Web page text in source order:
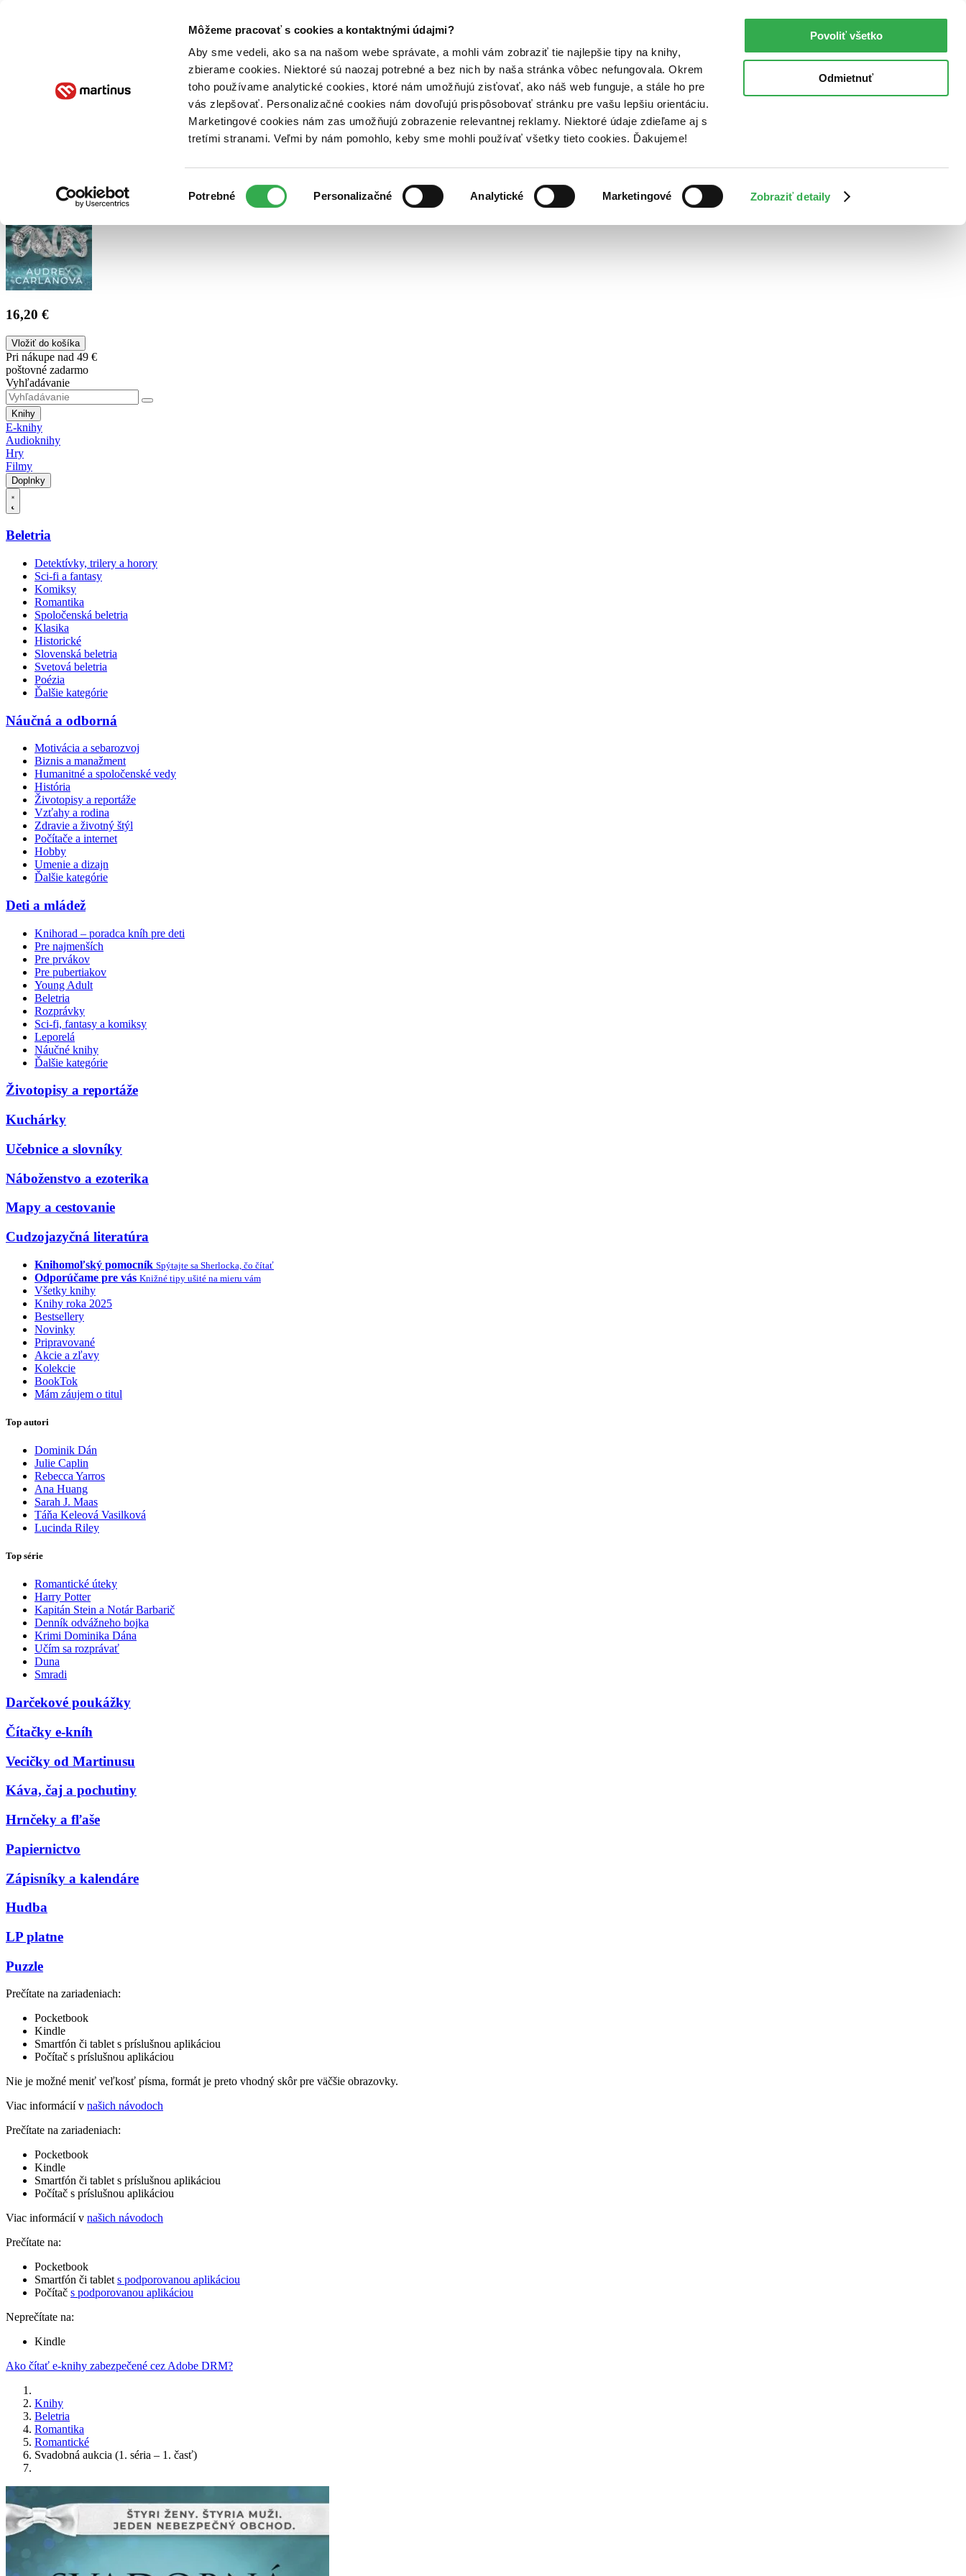
Môžeme pracovať s cookies a kontaktnými údajmi?
Aby sme vedeli, ako sa na našom webe správate, a mohli vám zobraziť tie najlepšie tipy na knihy,
zbierame cookies. Niektoré sú naozaj potrebné a bez nich by naša stránka vôbec nefungovala. Okrem
toho používame analytické cookies, ktoré nám umožňujú zisťovať, ako náš web funguje, a stále ho pre
vás zlepšovať. Personalizačné cookies nám dovoľujú prispôsobovať stránku pre vašu lepšiu orientáciu.
Marketingové cookies nám zas umožňujú zobrazenie relevantnej reklamy. Niektoré údaje zdieľame aj s
tretími stranami. Veľmi by nám pomohlo, keby sme mohli používať všetky tieto cookies. Ďakujeme!
súhlasu
Potrebné Personalizačné Analytické Marketingové Zobraziť detaily
Povoliť všetko
Odmietnuť
Poukážky Kontakt
16,20 €
Vložiť do košíka
Pri nákupe nad 49 €
poštovné zadarmo
Vyhľadávanie
Knihy
E-knihy
Audioknihy
Hry
Filmy
Doplnky
Beletria
Detektívky, trilery a horory
Sci-fi a fantasy
Komiksy
Romantika
Spoločenská beletria
Klasika
Historické
Slovenská beletria
Svetová beletria
Poézia
Ďalšie kategórie
Náučná a odborná
Motivácia a sebarozvoj
Biznis a manažment
Humanitné a spoločenské vedy
História
Životopisy a reportáže
Vzťahy a rodina
Zdravie a životný štýl
Počítače a internet
Hobby
Umenie a dizajn
Ďalšie kategórie
Deti a mládež
Knihorad – poradca kníh pre deti
Pre najmenších
Pre prvákov
Pre pubertiakov
Young Adult
Beletria
Rozprávky
Sci-fi, fantasy a komiksy
Leporelá
Náučné knihy
Ďalšie kategórie
Životopisy a reportáže
Kuchárky
Učebnice a slovníky
Náboženstvo a ezoterika
Mapy a cestovanie
Cudzojazyčná literatúra
Knihomoľský pomocník Spýtajte sa Sherlocka, čo čítať
Odporúčame pre vás Knižné tipy ušité na mieru vám
Všetky knihy
Knihy roka 2025
Bestsellery
Novinky
Pripravované
Akcie a zľavy
Kolekcie
BookTok
Mám záujem o titul
Top autori
Dominik Dán
Julie Caplin
Rebecca Yarros
Ana Huang
Sarah J. Maas
Táňa Keleová Vasilková
Lucinda Riley
Top série
Romantické úteky
Harry Potter
Kapitán Stein a Notár Barbarič
Denník odvážneho bojka
Krimi Dominika Dána
Učím sa rozprávať
Duna
Smradi
Darčekové poukážky
Čítačky e-kníh
Vecičky od Martinusu
Káva, čaj a pochutiny
Hrnčeky a fľaše
Papiernictvo
Zápisníky a kalendáre
Hudba
LP platne
Puzzle
Prečítate na zariadeniach:
Pocketbook
Kindle
Smartfón či tablet s príslušnou aplikáciou
Počítač s príslušnou aplikáciou
Nie je možné meniť veľkosť písma, formát je preto vhodný skôr pre väčšie obrazovky.
Viac informácií v našich návodoch
Prečítate na zariadeniach:
Pocketbook
Kindle
Smartfón či tablet s príslušnou aplikáciou
Počítač s príslušnou aplikáciou
Viac informácií v našich návodoch
Prečítate na:
Pocketbook
Smartfón či tablet s podporovanou aplikáciou
Počítač s podporovanou aplikáciou
Neprečítate na:
Kindle
Ako čítať e-knihy zabezpečené cez Adobe DRM?
Knihy
Beletria
Romantika
Romantické
Svadobná aukcia (1. séria – 1. časť)